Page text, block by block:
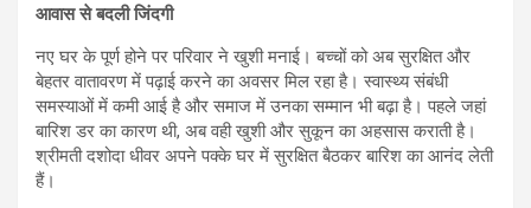
आवास से बदली जिंदगी
नए घर के पूर्ण होने पर परिवार ने खुशी मनाई। बच्चों को अब सुरक्षित और
बेहतर वातावरण में पढ़ाई करने का अवसर मिल रहा है। स्वास्थ्य संबंधी
समस्याओं में कमी आई है और समाज में उनका सम्मान भी बढ़ा है। पहले जहां
बारिश डर का कारण थी, अब वही खुशी और सुकून का अहसास कराती है।
श्रीमती दशोदा धीवर अपने पक्के घर में सुरक्षित बैठकर बारिश का आनंद लेती
हैं।